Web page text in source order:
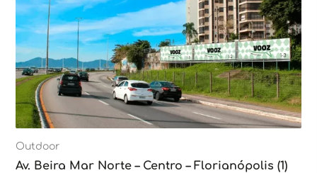
Outdoor
Av. Beira Mar Norte – Centro – Florianópolis (1)